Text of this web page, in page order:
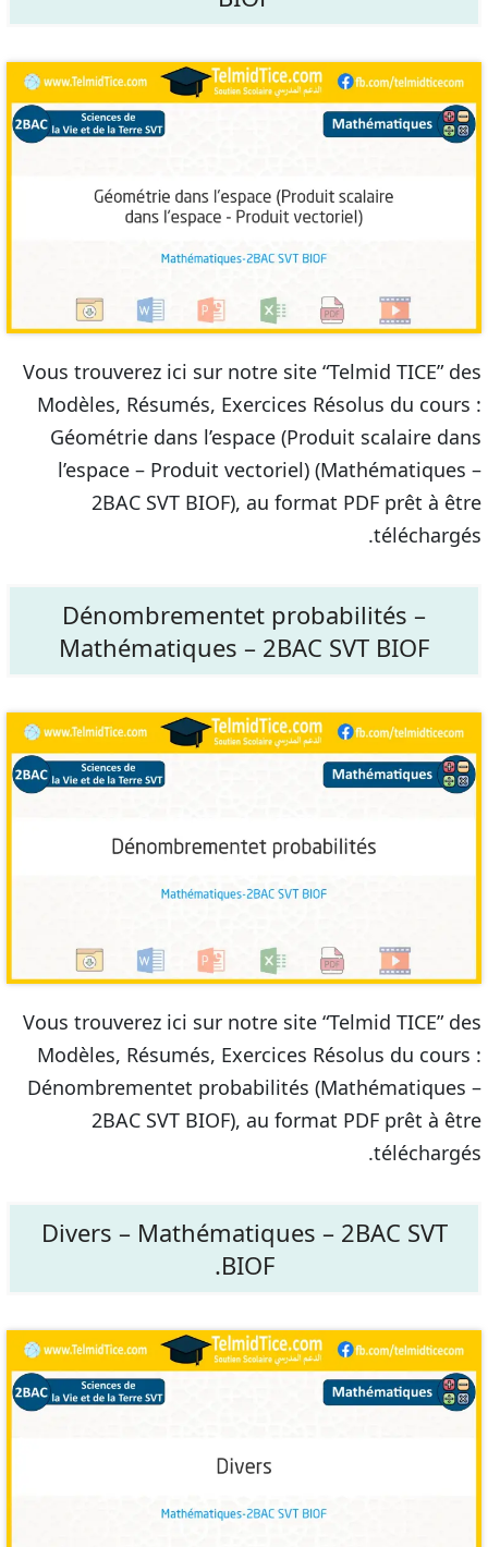
Vous trouverez ici sur notre site “Telmid TICE” des
Modèles, Résumés, Exercices Résolus du cours :
Géométrie dans l’espace (Produit scalaire dans
l’espace – Produit vectoriel) (Mathématiques –
2BAC SVT BIOF), au format PDF prêt à être
téléchargés.
Dénombrementet probabilités –
Mathématiques – 2BAC SVT BIOF
Vous trouverez ici sur notre site “Telmid TICE” des
Modèles, Résumés, Exercices Résolus du cours :
Dénombrementet probabilités (Mathématiques –
2BAC SVT BIOF), au format PDF prêt à être
téléchargés.
Divers – Mathématiques – 2BAC SVT
BIOF.